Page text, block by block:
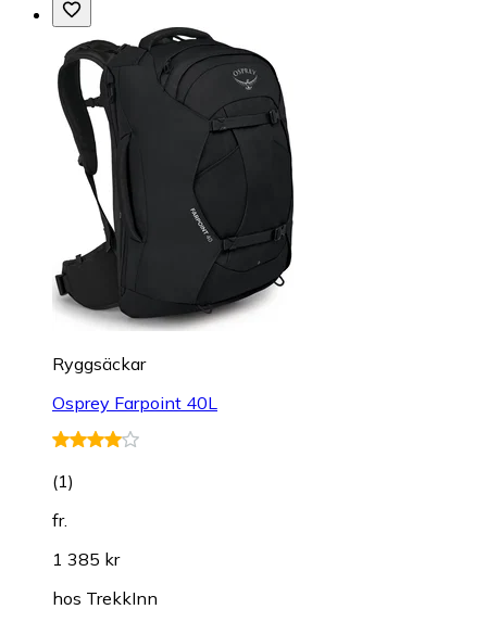
Ryggsäckar
Osprey Farpoint 40L
(1)
fr.
1 385 kr
hos TrekkInn